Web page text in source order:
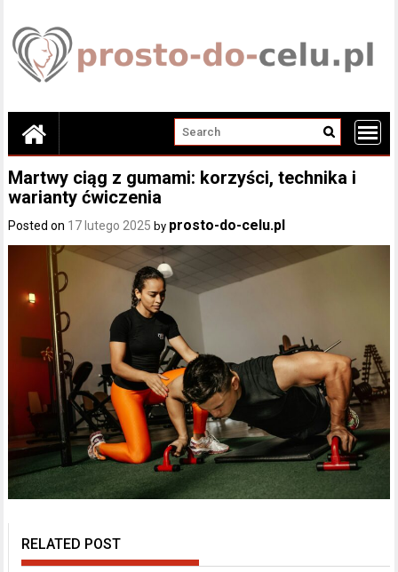
content
Martwy ciąg z gumami: korzyści, technika i
warianty ćwiczenia
Posted on 17 lutego 2025 by prosto-do-celu.pl
RELATED POST